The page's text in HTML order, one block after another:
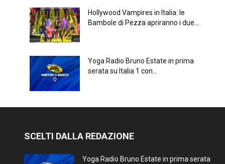
Hollywood Vampires in Italia: le
Bambole di Pezza apriranno i due...
Yoga Radio Bruno Estate in prima
serata su Italia 1 con...
SCELTI DALLA REDAZIONE
Yoga Radio Bruno Estate in prima serata